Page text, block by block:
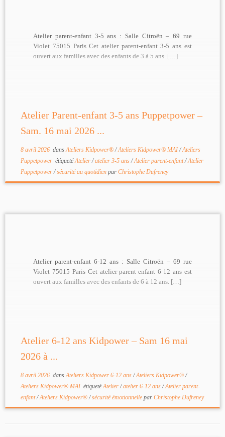
Atelier parent-enfant 3-5 ans : Salle Citroën – 69 rue
Violet 75015 Paris Cet atelier parent-enfant 3-5 ans est
ouvert aux familles avec des enfants de 3 à 5 ans. […]
Atelier Parent-enfant 3-5 ans Puppetpower –
Sam. 16 mai 2026 ...
8 avril 2026dansAteliers Kidpower®/Ateliers Kidpower® MAI/Ateliers
Puppetpower étiquetéAtelier/atelier 3-5 ans/Atelier parent-enfant/Atelier
Puppetpower/sécurité au quotidien par Christophe Dufreney
Atelier parent-enfant 6-12 ans : Salle Citroën – 69 rue
Violet 75015 Paris Cet atelier parent-enfant 6-12 ans est
ouvert aux familles avec des enfants de 6 à 12 ans. […]
Atelier 6-12 ans Kidpower – Sam 16 mai
2026 à ...
8 avril 2026dansAteliers Kidpower 6-12 ans/Ateliers Kidpower®/
Ateliers Kidpower® MAI étiquetéAtelier/atelier 6-12 ans/Atelier parent-
enfant/Ateliers Kidpower®/sécurité émotionnelle par Christophe Dufreney